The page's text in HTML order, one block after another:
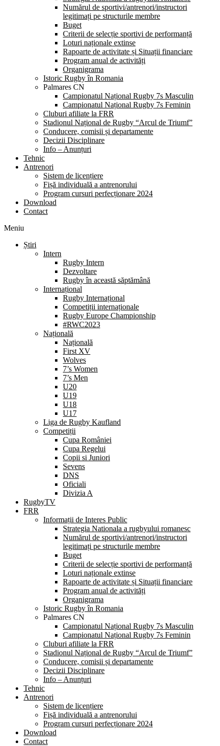
Numărul de sportivi/antrenori/instructori
legitimați pe structurile membre
Buget
Criterii de selecție sportivi de performanță
Loturi naționale extinse
Rapoarte de activitate și Situații financiare
Program anual de activități
Organigrama
Istoric Rugby în Romania
Palmares CN
Campionatul Național Rugby 7s Masculin
Campionatul Național Rugby 7s Feminin
Cluburi afiliate la FRR
Stadionul Național de Rugby “Arcul de Triumf”
Conducere, comisii și departamente
Decizii Disciplinare
Info – Anunțuri
Tehnic
Antrenori
Sistem de licențiere
Fișă individuală a antrenorului
Program cursuri perfecționare 2024
Download
Contact
Meniu
Știri
Intern
Rugby Intern
Dezvoltare
Rugby în această săptămână
Internațional
Rugby Internațional
Competiții internaționale
Rugby Europe Championship
#RWC2023
Națională
Națională
First XV
Wolves
7’s Women
7’s Men
U20
U19
U18
U17
Liga de Rugby Kaufland
Competiții
Cupa României
Cupa Regelui
Copii si Juniori
Sevens
DNS
Oficiali
Divizia A
RugbyTV
FRR
Informații de Interes Public
Strategia Nationala a rugbyului romanesc
Numărul de sportivi/antrenori/instructori
legitimați pe structurile membre
Buget
Criterii de selecție sportivi de performanță
Loturi naționale extinse
Rapoarte de activitate și Situații financiare
Program anual de activități
Organigrama
Istoric Rugby în Romania
Palmares CN
Campionatul Național Rugby 7s Masculin
Campionatul Național Rugby 7s Feminin
Cluburi afiliate la FRR
Stadionul Național de Rugby “Arcul de Triumf”
Conducere, comisii și departamente
Decizii Disciplinare
Info – Anunțuri
Tehnic
Antrenori
Sistem de licențiere
Fișă individuală a antrenorului
Program cursuri perfecționare 2024
Download
Contact